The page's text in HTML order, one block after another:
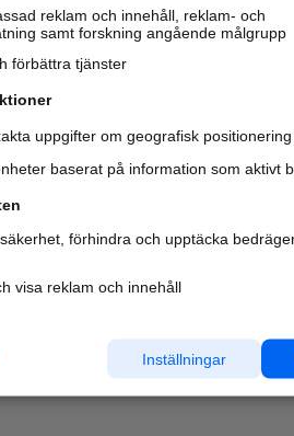
samarbetspartners nära
Läs mer här
reklam och innehåll, reklam- och
samt forskning angående målgrupp
förbättra tjänster
uppgifter om geografisk positionering
baserat på information som aktivt
förhindra och upptäcka
visa reklam och innehåll
Inställningar